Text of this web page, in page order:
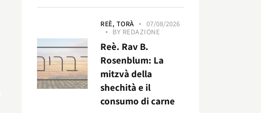
REÈ, TORÀ
07/08/2026
BY REDAZIONE
Reè. Rav B.
Rosenblum: La
mitzvà della
shechità e il
consumo di carne